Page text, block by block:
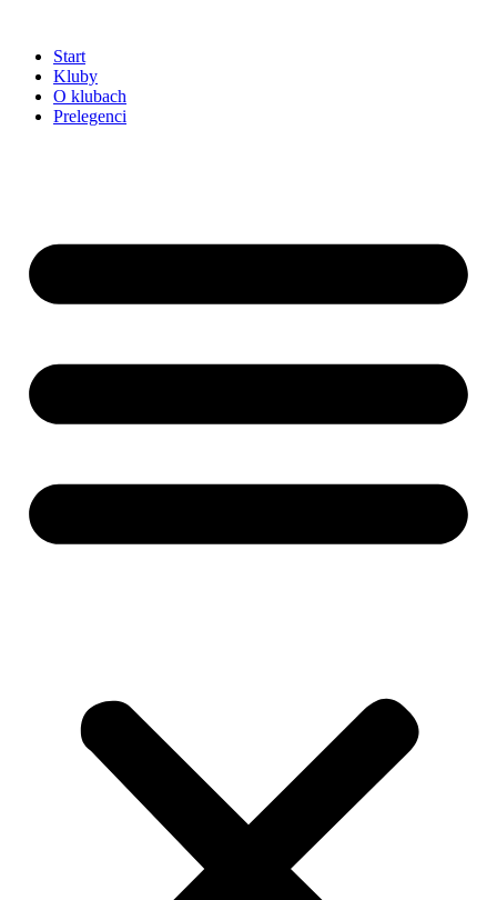
treści
Start
Kluby
O klubach
Prelegenci